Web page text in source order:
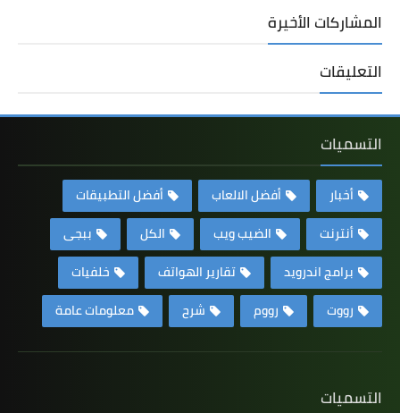
المشاركات الأخيرة
التعليقات
التسميات
أخبار أفضل الالعاب
أفضل التطبيقات
أنترنت
الضيب ويب الكل
ببجى
برامج اندرويد
تقارير الهواتف
خلفيات
رووت
رووم شرح معلومات عامة
التسميات